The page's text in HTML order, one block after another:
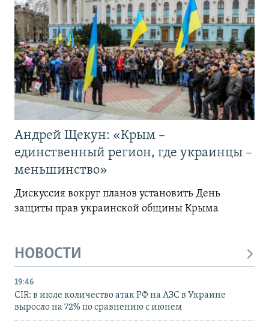
Андрей Щекун: «Крым –
единственный регион, где украинцы –
меньшинство»
Дискуссия вокруг планов установить День
защиты прав украинской общины Крыма
НОВОСТИ
19:46
CIR: в июле количество атак РФ на АЗС в Украине
выросло на 72% по сравнению с июнем